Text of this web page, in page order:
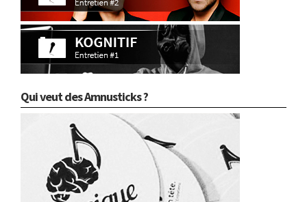
Qui veut des Amnusticks ?